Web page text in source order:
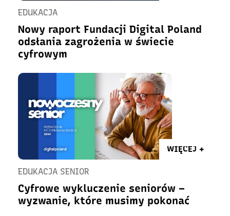
EDUKACJA
Nowy raport Fundacji Digital Poland
odsłania zagrożenia w świecie
cyfrowym
WIĘCEJ +
EDUKACJA SENIOR
Cyfrowe wykluczenie seniorów –
wyzwanie, które musimy pokonać